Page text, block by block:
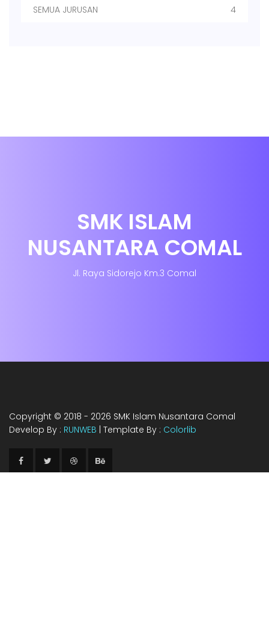
SEMUA JURUSAN 4
SMK ISLAM
NUSANTARA COMAL
Jl. Raya Sidorejo Km.3 Comal
Copyright © 2018 - 2026 SMK Islam Nusantara Comal
Develop By : RUNWEB | Template By : Colorlib